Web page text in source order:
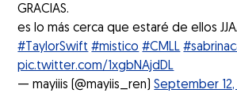
GRACIAS.
es lo más cerca que estaré de ellos
#TaylorSwift #mistico #CMLL
pic.twitter.com/1xgbNAjdDL
— mayiiis (@mayiis_ren)September 12,